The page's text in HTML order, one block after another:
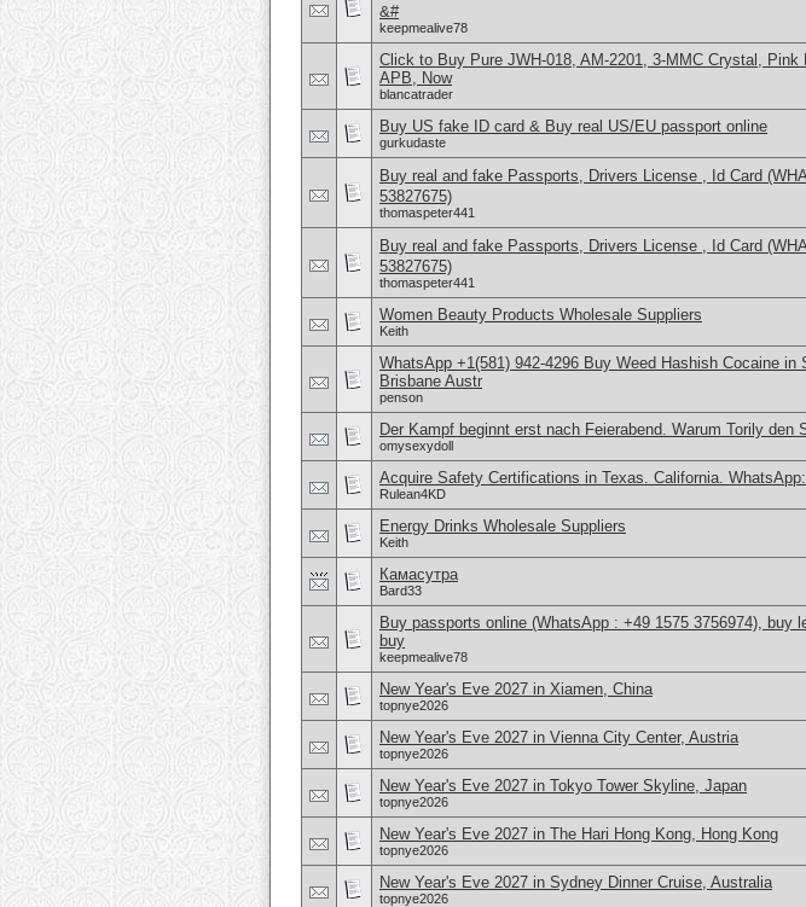
&#
keepmealive78
Click to Buy Pure JWH-018, AM-2201, 3-MMC Crystal,
APB, Now
blancatrader
Buy US fake ID card & Buy real US/EU passport online
gurkudaste
Buy real and fake Passports, Drivers License , Id Card
53827675)
thomaspeter441
Buy real and fake Passports, Drivers License , Id Card
53827675)
thomaspeter441
Women Beauty Products Wholesale Suppliers
Keith
WhatsApp +1(581) 942-4296 Buy Weed Hashish Cocaine in
Brisbane Austr
penson
Der Kampf beginnt erst nach Feierabend. Warum Torily den
omysexydoll
Acquire Safety Certifications in Texas. California.
Rulean4KD
Energy Drinks Wholesale Suppliers
Keith
Камасутра
Bard33
Buy passports online (WhatsApp : +49 1575 3756974), buy
buy
keepmealive78
New Year's Eve 2027 in Xiamen, China
topnye2026
New Year's Eve 2027 in Vienna City Center, Austria
topnye2026
New Year's Eve 2027 in Tokyo Tower Skyline, Japan
topnye2026
New Year's Eve 2027 in The Hari Hong Kong, Hong Kong
topnye2026
New Year's Eve 2027 in Sydney Dinner Cruise, Australia
topnye2026